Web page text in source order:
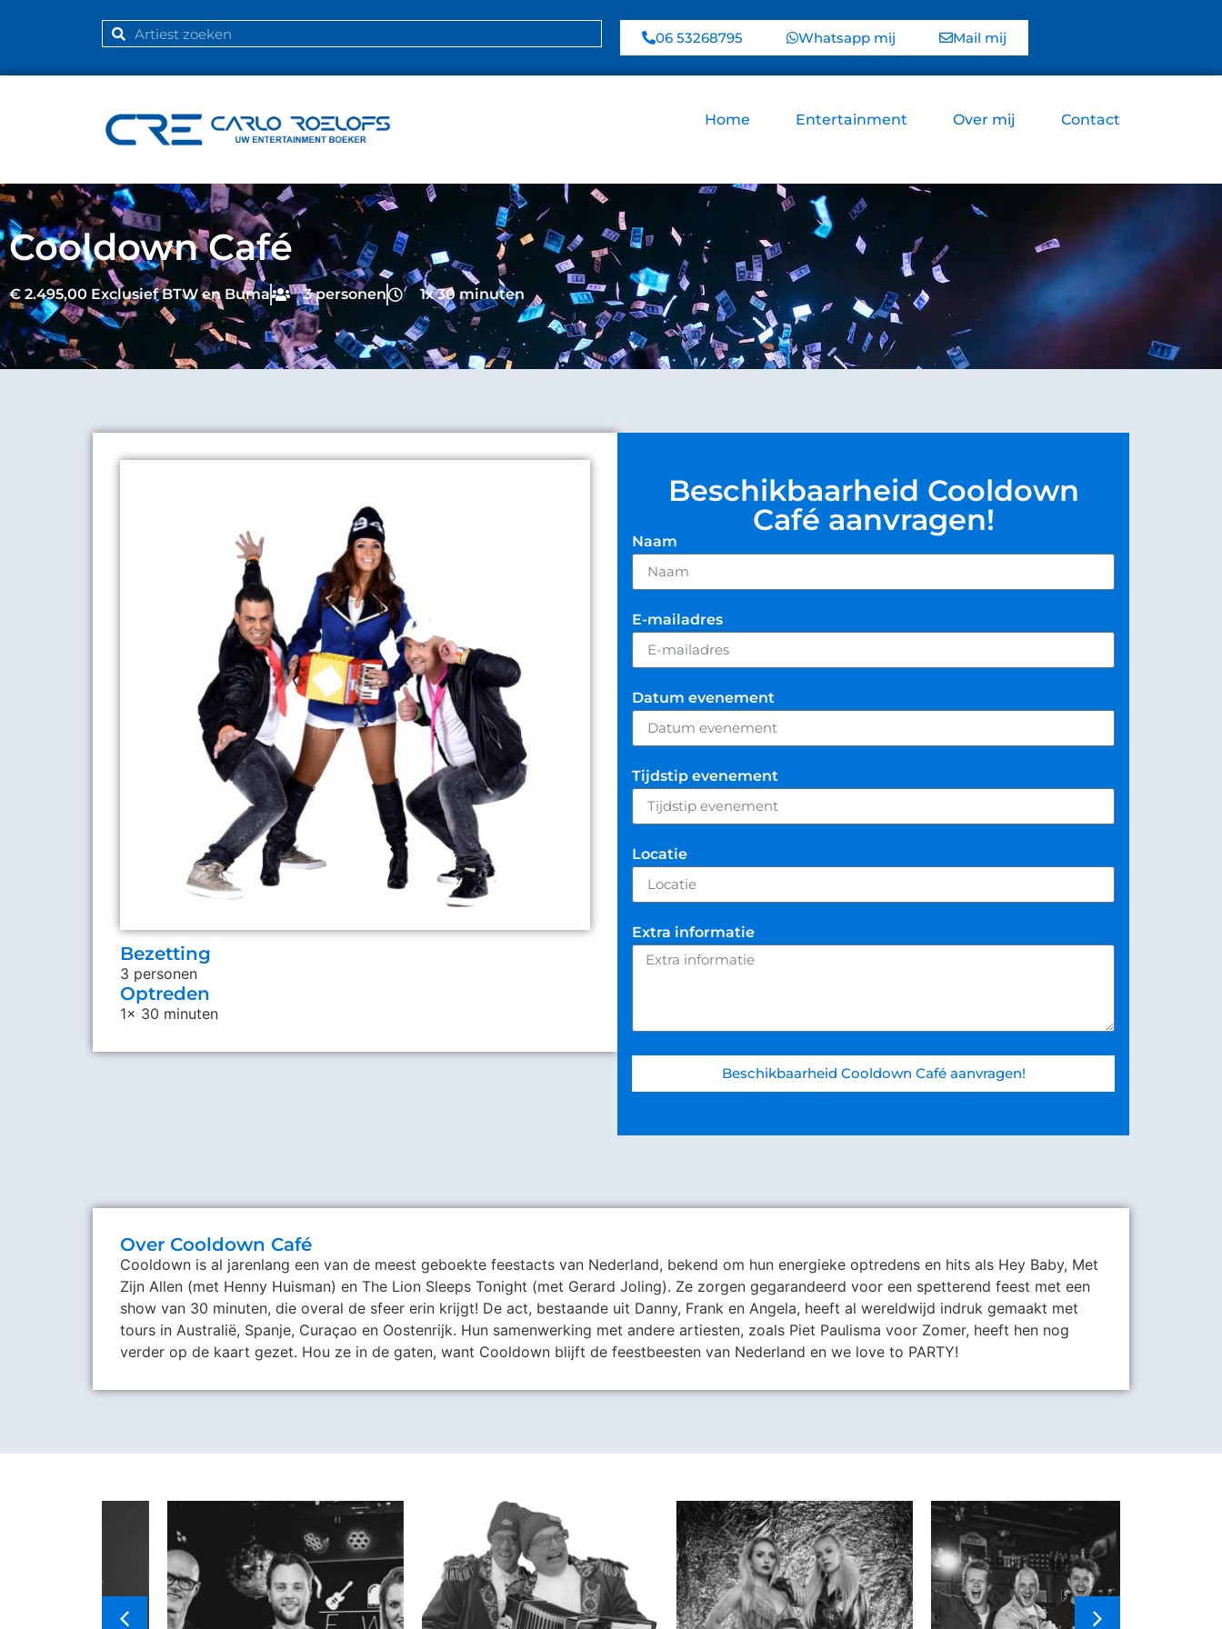
06 53268795 Whatsapp mij Mail mij
Home Entertainment Over mij Contact
Cooldown Café
€ 2.495,00 Exclusief BTW en Buma 3 personen 1x 30 minuten
Bezetting
3 personen
Optreden
1x 30 minuten
Beschikbaarheid Cooldown
Café aanvragen!
Naam
E-mailadres
Datum evenement
Tijdstip evenement
Locatie
Extra informatie
Beschikbaarheid Cooldown Café aanvragen!
Over Cooldown Café
Cooldown is al jarenlang een van de meest geboekte feestacts van Nederland, bekend om hun energieke optredens en hits als Hey Baby, Met
Zijn Allen (met Henny Huisman) en The Lion Sleeps Tonight (met Gerard Joling). Ze zorgen gegarandeerd voor een spetterend feest met een
show van 30 minuten, die overal de sfeer erin krijgt! De act, bestaande uit Danny, Frank en Angela, heeft al wereldwijd indruk gemaakt met
tours in Australië, Spanje, Curaçao en Oostenrijk. Hun samenwerking met andere artiesten, zoals Piet Paulisma voor Zomer, heeft hen nog
verder op de kaart gezet. Hou ze in de gaten, want Cooldown blijft de feestbeesten van Nederland en we love to PARTY!
Harder!